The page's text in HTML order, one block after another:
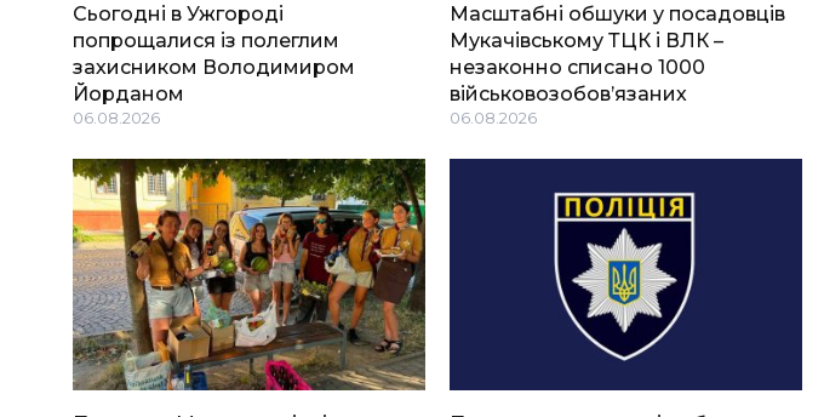
Сьогодні в Ужгороді
попрощалися із полеглим
захисником Володимиром
Йорданом
06.08.2026
Масштабні обшуки у посадовців
Мукачівському ТЦК і ВЛК –
незаконно списано 1000
військовозобов’язаних
06.08.2026